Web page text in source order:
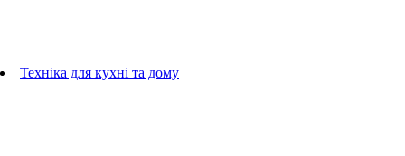
Техніка для кухні та дому